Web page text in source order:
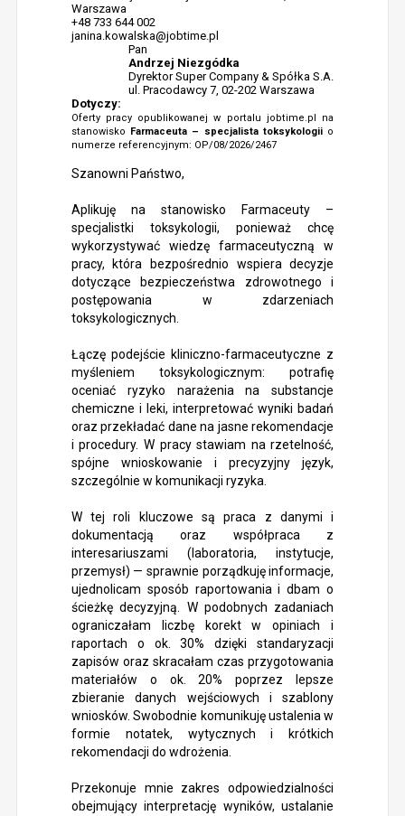
Warszawa
+48 733 644 002
janina.kowalska@jobtime.pl
Pan
Andrzej Niezgódka
Dyrektor Super Company & Spółka S.A.
ul. Pracodawcy 7, 02-202 Warszawa
Dotyczy:
Oferty pracy opublikowanej w portalu jobtime.pl na
stanowisko Farmaceuta – specjalista toksykologiio
numerze referencyjnym: OP/08/2026/2467
Szanowni Państwo,
Aplikuję na stanowisko Farmaceuty –
specjalistki toksykologii, ponieważ chcę
wykorzystywać wiedzę farmaceutyczną w
pracy, która bezpośrednio wspiera decyzje
dotyczące bezpieczeństwa zdrowotnego i
postępowania w zdarzeniach
toksykologicznych.
Łączę podejście kliniczno-farmaceutyczne z
myśleniem toksykologicznym: potrafię
oceniać ryzyko narażenia na substancje
chemiczne i leki, interpretować wyniki badań
oraz przekładać dane na jasne rekomendacje
i procedury. W pracy stawiam na rzetelność,
spójne wnioskowanie i precyzyjny język,
szczególnie w komunikacji ryzyka.
W tej roli kluczowe są praca z danymi i
dokumentacją oraz współpraca z
interesariuszami (laboratoria, instytucje,
przemysł) — sprawnie porządkuję informacje,
ujednolicam sposób raportowania i dbam o
ścieżkę decyzyjną. W podobnych zadaniach
ograniczałam liczbę korekt w opiniach i
raportach o ok. 30% dzięki standaryzacji
zapisów oraz skracałam czas przygotowania
materiałów o ok. 20% poprzez lepsze
zbieranie danych wejściowych i szablony
wniosków. Swobodnie komunikuję ustalenia w
formie notatek, wytycznych i krótkich
rekomendacji do wdrożenia.
Przekonuje mnie zakres odpowiedzialności
obejmujący interpretację wyników, ustalanie